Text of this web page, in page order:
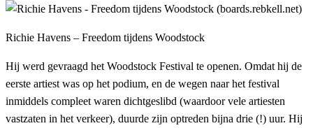
Richie Havens – Freedom tijdens Woodstock
Hij werd gevraagd het Woodstock Festival te openen. Omdat hij de
eerste artiest was op het podium, en de wegen naar het festival
inmiddels compleet waren dichtgeslibd (waardoor vele artiesten
vastzaten in het verkeer), duurde zijn optreden bijna drie (!) uur. Hij